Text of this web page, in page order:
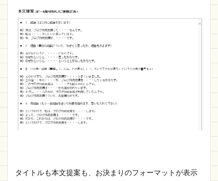
タイトルも本文提案も、お決まりのフォーマットが表示